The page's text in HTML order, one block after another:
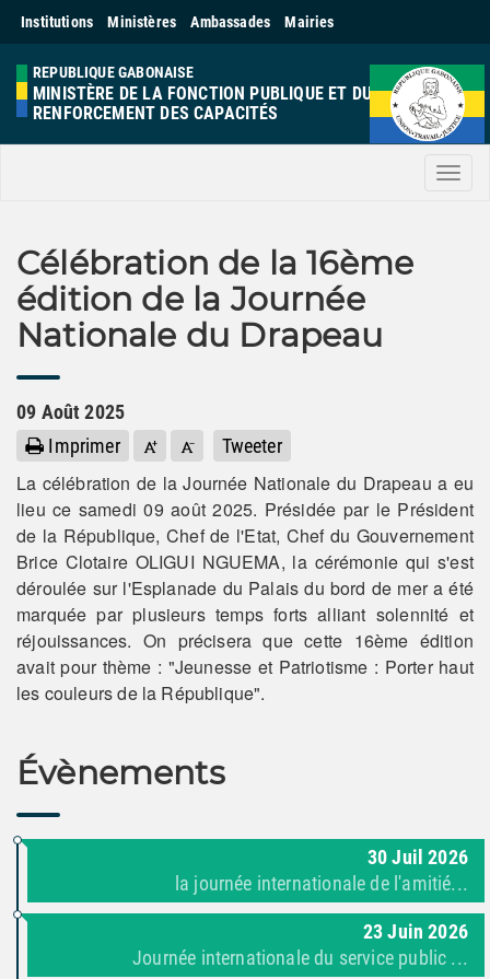
Institutions Ministères Ambassades Mairies
REPUBLIQUE GABONAISE
MINISTÈRE DE LA FONCTION PUBLIQUE ET DU
RENFORCEMENT DES CAPACITÉS
Menu
Célébration de la 16ème
édition de la Journée
Nationale du Drapeau
09 Août 2025
Imprimer
Tweeter
La célébration de la Journée Nationale du Drapeau a eu
lieu ce samedi 09 août 2025. Présidée par le Président
de la République, Chef de l'Etat, Chef du Gouvernement
Brice Clotaire OLIGUI NGUEMA, la cérémonie qui s'est
déroulée sur l'Esplanade du Palais du bord de mer a été
marquée par plusieurs temps forts alliant solennité et
réjouissances. On précisera que cette 16ème édition
avait pour thème : "Jeunesse et Patriotisme : Porter haut
les couleurs de la République".
Évènements
30 Juil 2026
la journée internationale de l'amitié...
23 Juin 2026
Journée internationale du service public ...